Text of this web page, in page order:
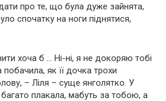
про те, що була дуже зайнята,
спочатку на ноги піднятися,
хоча б … Ні-ні, я не докоряю тобі
як її дочка трохи
– Ліля – суще янголятко. У
плакала, мабуть за тобою, а